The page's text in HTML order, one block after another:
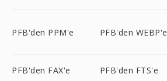
PFB'den PPM'e PFB'den WEBP'e
PFB'den FAX'e PFB'den FTS'e